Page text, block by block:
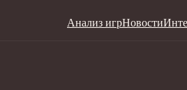
Анализ игрНовости